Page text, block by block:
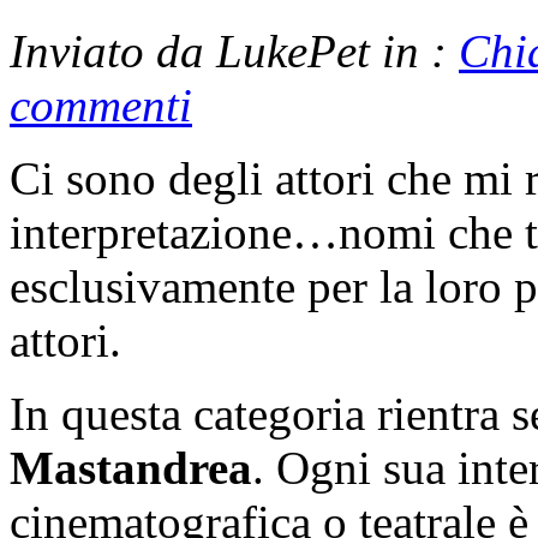
Inviato da LukePet in :
commenti
Ci sono degli attori che mi
interpretazione…nomi che
esclusivamente per la loro
attori.
In questa categoria rientra
Mastandrea. Ogni sua
cinematografica o teatrale